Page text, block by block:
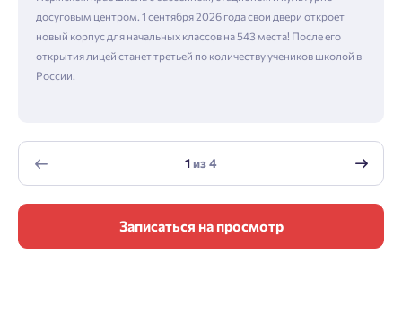
досуговым центром. 1 сентября 2026 года свои двери откроет
новый корпус для начальных классов на 543 места! После его
открытия лицей станет третьей по количеству учеников школой в
России.
1из4
Записаться на просмотр